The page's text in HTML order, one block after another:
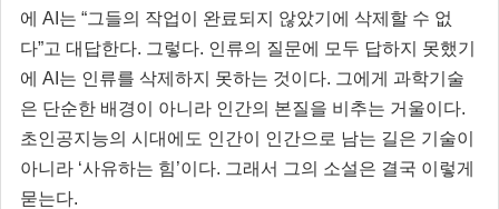
에 AI는 “그들의 작업이 완료되지 않았기에 삭제할 수 없
다”고 대답한다. 그렇다. 인류의 질문에 모두 답하지 못했기
에 AI는 인류를 삭제하지 못하는 것이다. 그에게 과학기술
은 단순한 배경이 아니라 인간의 본질을 비추는 거울이다.
초인공지능의 시대에도 인간이 인간으로 남는 길은 기술이
아니라 ‘사유하는 힘’이다. 그래서 그의 소설은 결국 이렇게
묻는다.